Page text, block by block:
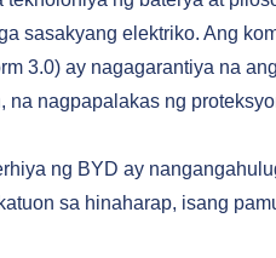
sasakyang elektriko. Ang
3.0) ay nagagarantiya na
na nagpapalakas ng
ng BYD ay
sa hinaharap, isang